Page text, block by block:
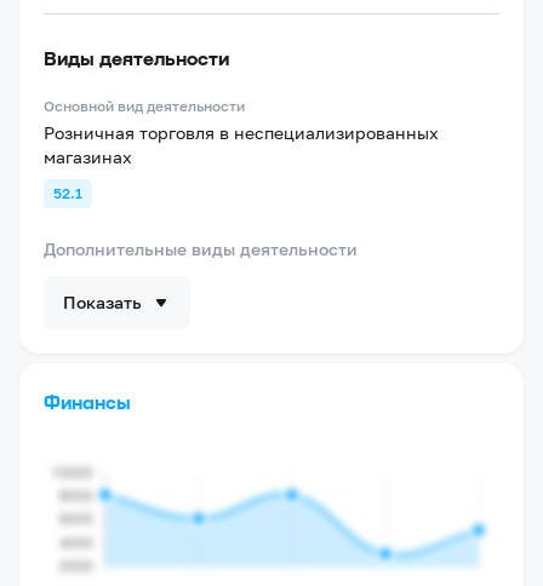
Виды деятельности
Основной вид деятельности
Розничная торговля в неспециализированных
магазинах
52.1
Дополнительные виды деятельности
Показать
Финансы